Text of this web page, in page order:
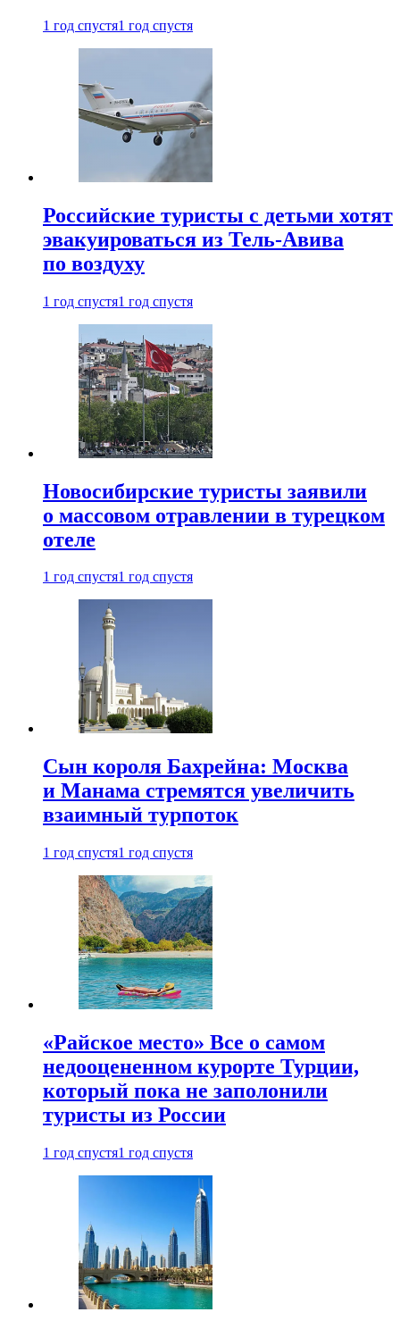
1 год спустя1 год спустя
Российские туристы с детьми хотят
эвакуироваться из Тель-Авива
по воздуху
1 год спустя1 год спустя
Новосибирские туристы заявили
о массовом отравлении в турецком
отеле
1 год спустя1 год спустя
Сын короля Бахрейна: Москва
и Манама стремятся увеличить
взаимный турпоток
1 год спустя1 год спустя
«Райское место» Все о самом
недооцененном курорте Турции,
который пока не заполонили
туристы из России
1 год спустя1 год спустя